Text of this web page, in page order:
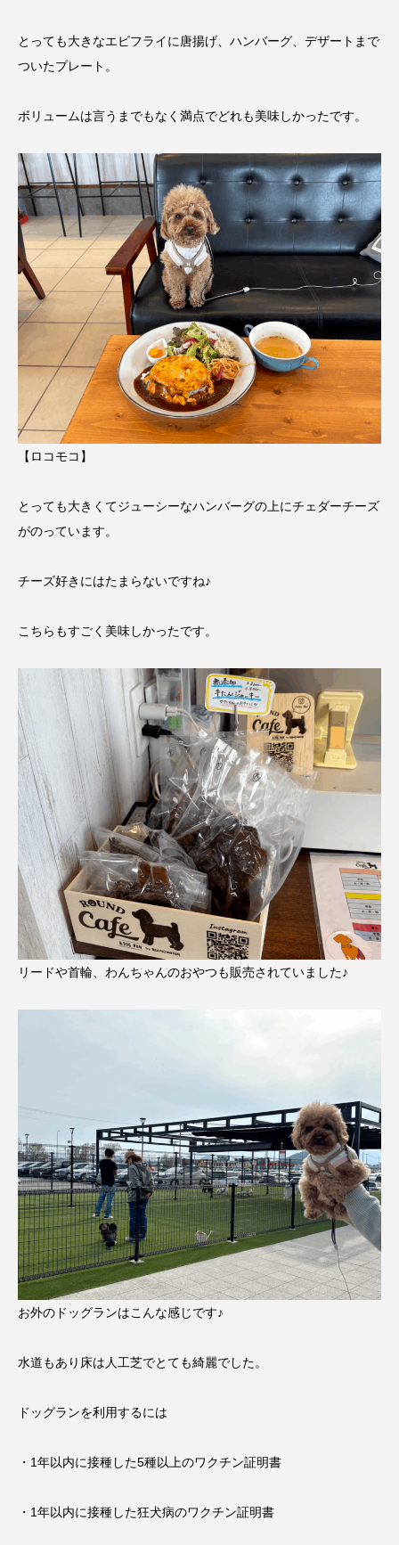
とっても大きなエビフライに唐揚げ、ハンバーグ、デザートまで
ついたプレート。
ボリュームは言うまでもなく満点でどれも美味しかったです。
【ロコモコ】
とっても大きくてジューシーなハンバーグの上にチェダーチーズ
がのっています。
チーズ好きにはたまらないですね♪
こちらもすごく美味しかったです。
リードや首輪、わんちゃんのおやつも販売されていました♪
お外のドッグランはこんな感じです♪
水道もあり床は人工芝でとても綺麗でした。
ドッグランを利用するには
・1年以内に接種した5種以上のワクチン証明書
・1年以内に接種した狂犬病のワクチン証明書